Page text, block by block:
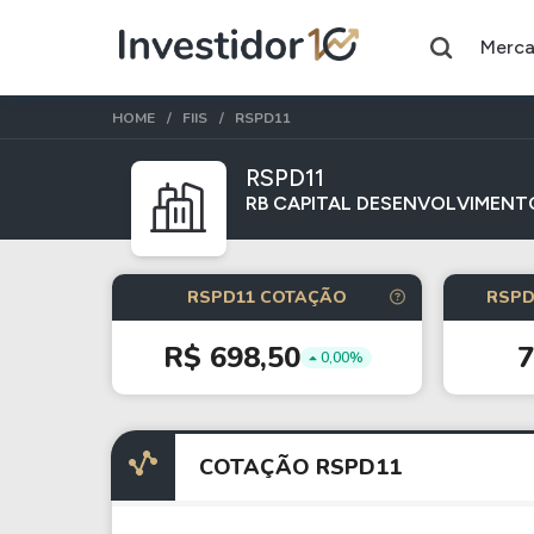
Assuntos do momento
Índice
Ibovespa
Ação
Petrobras
Ações
Taesa
Itausa
Ambev
FIIs
XPML11
RECR11
HOME FIIS RSPD11
RSPD11
RB CAPITAL
RSPD11 COTAÇÃO
R$ 698,50 0,00%
COTAÇÃO RSPD11